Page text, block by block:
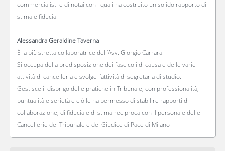
commercialisti e di notai con i quali ha costruito un solido rapporto di
stima e fiducia.
Alessandra Geraldine Taverna
È la più stretta collaboratrice dell’Avv. Giorgio Carrara.
Si occupa della predisposizione dei fascicoli di causa e delle varie
attività di cancelleria e svolge l’attività di segretaria di studio.
Gestisce il disbrigo delle pratiche in Tribunale, con professionalità,
puntualità e serietà e ciò le ha permesso di stabilire rapporti di
collaborazione, di fiducia e di stima reciproca con il personale delle
Cancellerie del Tribunale e del Giudice di Pace di Milano